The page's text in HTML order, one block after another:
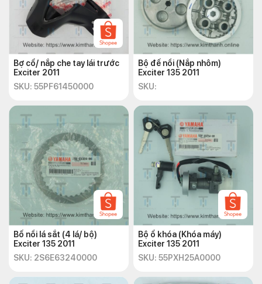
Bợ cổ/ nắp che tay lái trước
Exciter 2011
SKU: 55PF61450000
Bộ đế nồi (Nắp nhôm)
Exciter 135 2011
SKU:
Bố nồi lá sắt (4 lá/ bộ)
Exciter 135 2011
SKU: 2S6E63240000
Bộ ổ khóa (Khóa máy)
Exciter 135 2011
SKU: 55PXH25A0000